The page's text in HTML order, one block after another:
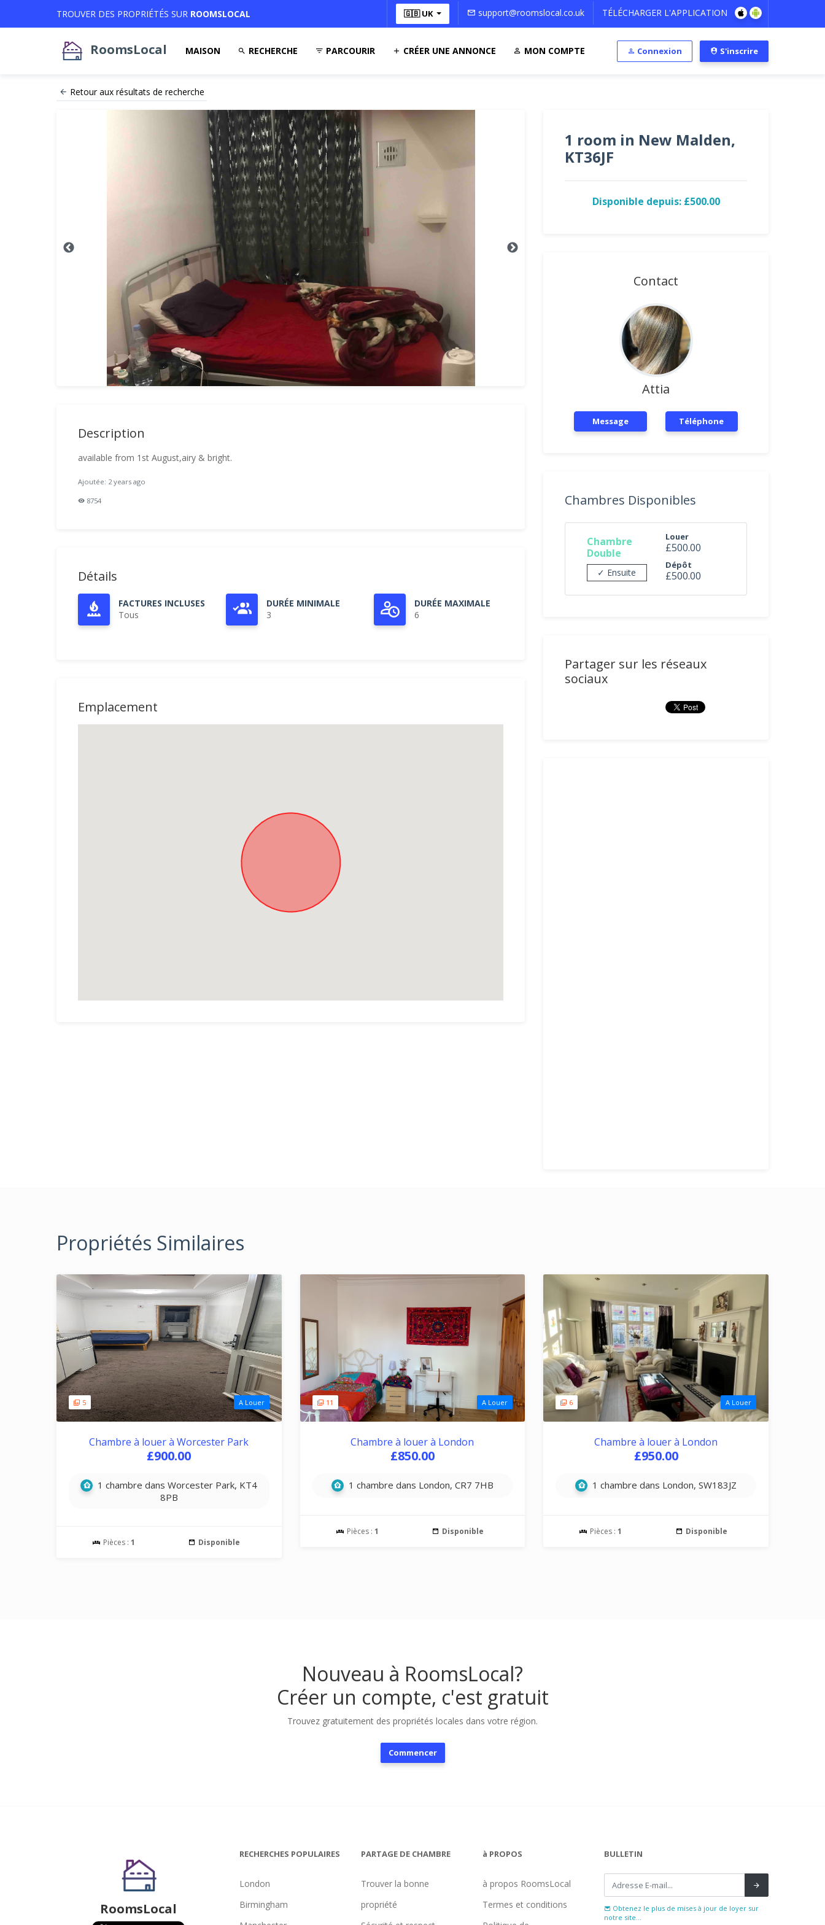
TROUVER DES PROPRIÉTÉS SUR ROOMSLOCAL 🇬🇧 UK support@roomslocal.co.uk TÉLÉCHARGER L'APPLICATION
RoomsLocal MAISON RECHERCHE PARCOURIR CRÉER UNE ANNONCE MON COMPTE Connexion S'inscrire
Retour aux résultats de recherche
Description
available from 1st August,airy & bright.
Ajoutée: 2 years ago
8754
Détails
FACTURES INCLUSES
Tous
DURÉE MINIMALE
3
DURÉE MAXIMALE
6
Emplacement
1 room in New Malden,
KT36JF
Disponible depuis: £500.00
Contact
Attia
Message Téléphone
Chambres Disponibles
Chambre
Double
✓ Ensuite
Louer
£500.00
Dépôt
£500.00
Partager sur les réseaux
sociaux
Propriétés Similaires
5 A Louer
Chambre à louer à Worcester Park
£900.00
1 chambre dans Worcester Park, KT4
8PB
Pièces :1 Disponible
11 A Louer
Chambre à louer à London
£850.00
1 chambre dans London, CR7 7HB
Pièces : 1 Disponible
6 A Louer
Chambre à louer à London
£950.00
1 chambre dans London, SW183JZ
Pièces :1 Disponible
Nouveau à RoomsLocal?
Créer un compte, c'est gratuit
Trouvez gratuitement des propriétés locales dans votre région.
Commencer
RoomsLocal
RECHERCHES POPULAIRES
London
Birmingham
PARTAGE DE CHAMBRE
Trouver la bonne
propriété
à PROPOS
à propos RoomsLocal
Termes et conditions
BULLETIN
Obtenez le plus de mises à jour de loyer sur
notre site...